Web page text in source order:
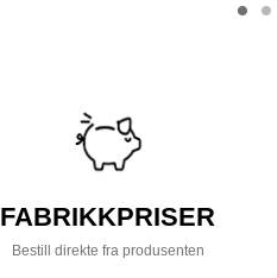
FABRIKKPRISER
Bestill direkte fra produsenten